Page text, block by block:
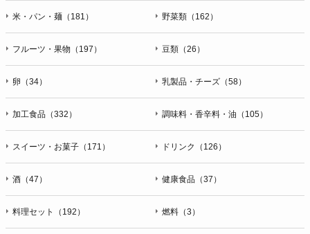
米・パン・麺（181） 野菜類（162）
フルーツ・果物（197） 豆類（26）
卵（34） 乳製品・チーズ（58）
加工食品（332） 調味料・香辛料・油（105）
スイーツ・お菓子（171） ドリンク（126）
酒（47） 健康食品（37）
料理セット（192） 燃料（3）